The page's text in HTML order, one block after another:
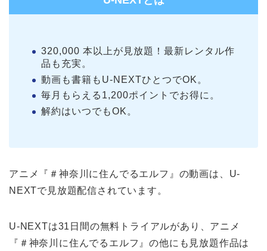
320,000 本以上が見放題！最新レンタル作
品も充実。
動画も書籍もU-NEXTひとつでOK。
毎月もらえる1,200ポイントでお得に。
解約はいつでもOK。
アニメ『＃神奈川に住んでるエルフ』の動画は、U-
NEXTで見放題配信されています。
U-NEXTは31日間の無料トライアルがあり、アニメ
『＃神奈川に住んでるエルフ』の他にも見放題作品は